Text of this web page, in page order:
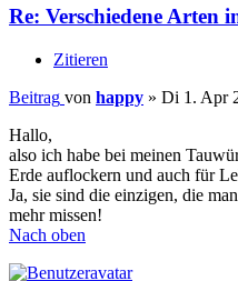
Re: Verschiedene Arten
Zitieren
Beitrag von happy » Di 1. Apr
Hallo,
also ich habe bei meinen
Erde auflockern und auch für
Ja, sie sind die einzigen, die
mehr missen!
Nach oben